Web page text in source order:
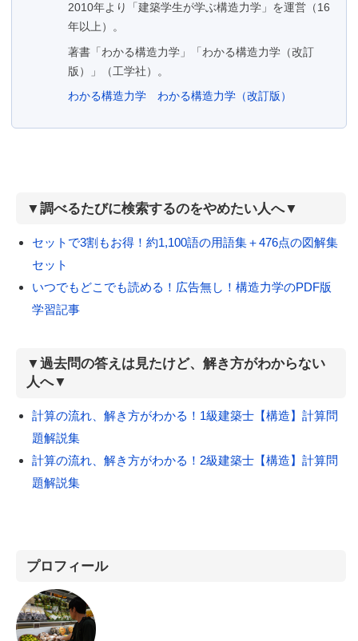
2010年より「建築学生が学ぶ構造力学」を運営（16
年以上）。
著書「わかる構造力学」「わかる構造力学（改訂
版）」（工学社）。
わかる構造力学
わかる構造力学（改訂版）
▼調べるたびに検索するのをやめたい人へ▼
セットで3割もお得！約1,100語の用語集＋476点の図解集
セット
いつでもどこでも読める！広告無し！構造力学のPDF版
学習記事
▼過去問の答えは見たけど、解き方がわからない
人へ▼
計算の流れ、解き方がわかる！1級建築士【構造】計算問
題解説集
計算の流れ、解き方がわかる！2級建築士【構造】計算問
題解説集
プロフィール